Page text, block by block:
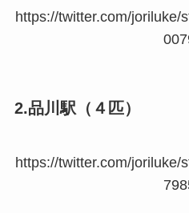
https://twitter.com/joriluke/
2.品川駅（４匹）
https://twitter.com/joriluke/